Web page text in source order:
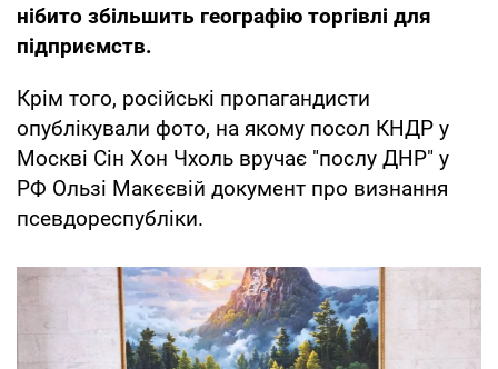
нібито збільшить географію торгівлі для
підприємств.
Крім того, російські пропагандисти
опублікували фото, на якому посол КНДР у
Москві Сін Хон Чхоль вручає "послу ДНР" у
РФ Ользі Макєєвій документ про визнання
псевдореспубліки.